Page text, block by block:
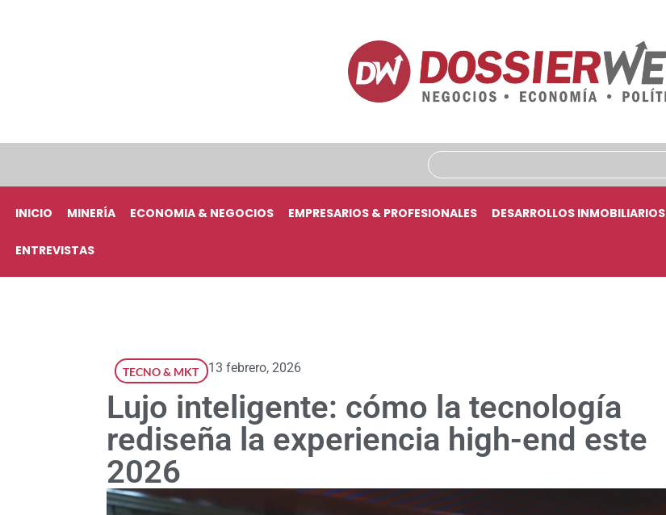
INICIO MINERÍA ECONOMIA & NEGOCIOS EMPRESARIOS & PROFESIONALES DESARROLLOS INMOBILIARIOS
ENTREVISTAS
TECNO & MKT 13 febrero, 2026
Lujo inteligente: cómo la tecnología
rediseña la experiencia high-end este
2026 ​